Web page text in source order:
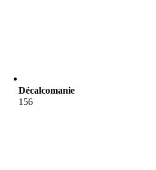
Décalcomanie
156